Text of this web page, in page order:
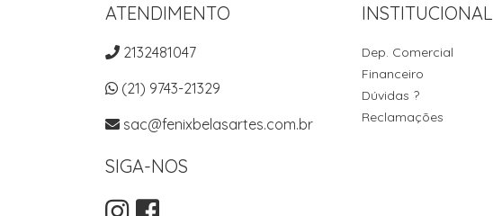
ATENDIMENTO
2132481047
(21) 9743-21329
sac@fenixbelasartes.com.br
SIGA-NOS
INSTITUCIONAL
Dep. Comercial
Financeiro
Dúvidas ?
Reclamações